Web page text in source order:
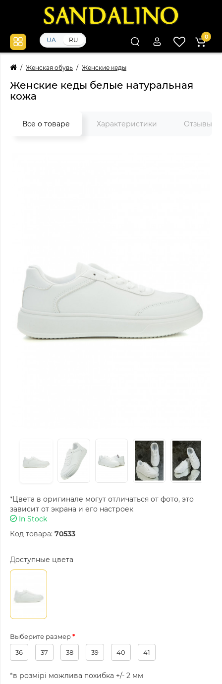
UA RU 0
Женская обувь Женские кеды
Женские кеды белые натуральная
кожа
Все о товаре Характеристики Отзывы
*Цвета в оригинале могут отличаться от фото, это
зависит от экрана и его настроек
In Stock
Код товара: 70533
Доступные цвета
Выберите размер
36
37 38 39 40 41
*в розмірі можлива похибка +/- 2 мм